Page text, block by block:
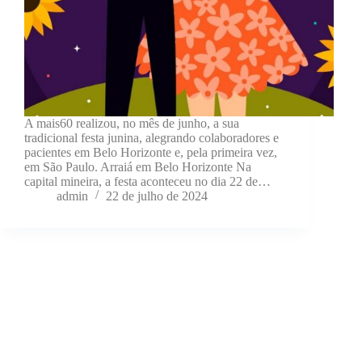
A mais60 realizou, no mês de junho, a sua
tradicional festa junina, alegrando colaboradores e
pacientes em Belo Horizonte e, pela primeira vez,
em São Paulo. Arraiá em Belo Horizonte Na
capital mineira, a festa aconteceu no dia 22 de…
admin
22 de julho de 2024